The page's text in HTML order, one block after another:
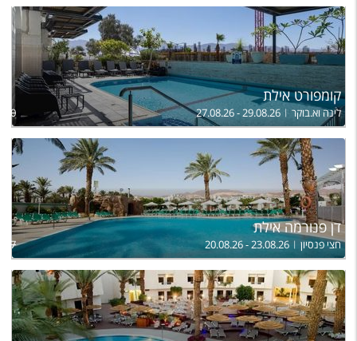
קומפורט אילת
לינה וא.בוקר 27.08.26 - 29.08.26
דן פנורמה אילת
חצי פנסיון 20.08.26 - 23.08.26